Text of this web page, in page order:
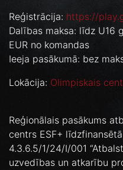
Reģistrācija: https://
Dalības maksa: līdz U16
EUR no komandas
Ieeja pasākumā: bez
Lokācija: Olimpiskais
Reģionālais pasākums
centrs ESF+
4.3.6.5/1/24/I/001
uzvedības un atkarību